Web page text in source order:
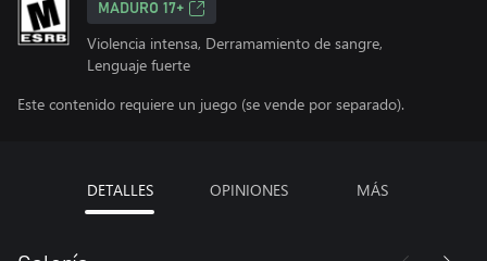
MADURO 17+
Violencia intensa, Derramamiento de sangre,
Lenguaje fuerte
Este contenido requiere un juego (se vende por separado).
DETALLES OPINIONES MÁS